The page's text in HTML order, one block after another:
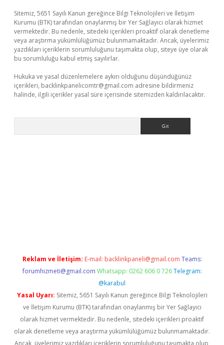
Sitemiz, 5651 Sayılı Kanun gereğince Bilgi Teknolojileri ve İletişim
Kurumu (BTK) tarafından onaylanmış bir Yer Sağlayıcı olarak hizmet
vermektedir. Bu nedenle, sitedeki içerikleri proaktif olarak denetleme
veya araştırma yükümlülüğümüz bulunmamaktadır. Ancak, üyelerimiz
yazdıkları içeriklerin sorumluluğunu taşımakta olup, siteye üye olarak
bu sorumluluğu kabul etmiş sayılırlar.
Hukuka ve yasal düzenlemelere aykırı olduğunu düşündüğünüz
içerikleri, backlinkpanelicomtr@gmail.com adresine bildirmeniz
halinde, ilgili içerikler yasal süre içerisinde sitemizden kaldırılacaktır.
Reklam ve İletişim: E-mail: backlinkpaneli@gmail.com Teams:
forumhizmeti@gmail.com Whatsapp: 0262 606 0 726 Telegram:
@karabul
Yasal Uyarı: Sitemiz, 5651 Sayılı Kanun gereğince Bilgi Teknolojileri
ve İletişim Kurumu (BTK) tarafından onaylanmış bir Yer Sağlayıcı
olarak hizmet vermektedir. Bu nedenle, sitedeki içerikleri proaktif
olarak denetleme veya araştırma yükümlülüğümüz bulunmamaktadır.
Ancak, üyelerimiz yazdıkları içeriklerin sorumluluğunu taşımakta olup,